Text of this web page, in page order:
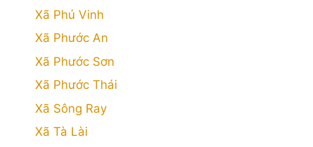
Xã Phú Vinh
Xã Phước An
Xã Phước Sơn
Xã Phước Thái
Xã Sông Ray
Xã Tà Lài